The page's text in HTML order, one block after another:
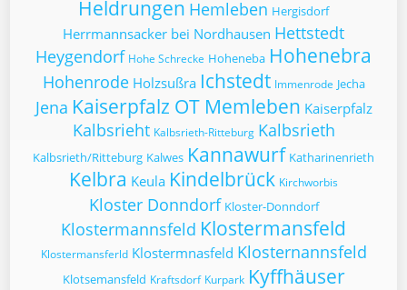
Heldrungen Hemleben Hergisdorf
Herrmannsacker bei Nordhausen Hettstedt
Heygendorf Hohe Schrecke Hoheneba Hohenebra
Hohenrode Holzsußra Ichstedt Immenrode Jecha
Jena Kaiserpfalz OT Memleben Kaiserpfalz
Kalbsrieht Kalbsrieth-Ritteburg Kalbsrieth
Kalbsrieth/Ritteburg Kalwes Kannawurf Katharinenrieth
Kelbra Keula Kindelbrück Kirchworbis
Kloster Donndorf Kloster-Donndorf
Klostermannsfeld Klostermansfeld
Klostermansferld Klostermnasfeld Klosternannsfeld
Klotsemansfeld Kraftsdorf Kurpark Kyffhäuser